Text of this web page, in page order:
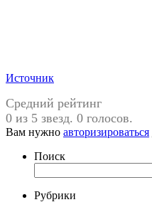
Источник
Средний рейтинг
0 из 5 звезд. 0 голосов.
Вам нужно авторизироваться
Поиск
Рубрики